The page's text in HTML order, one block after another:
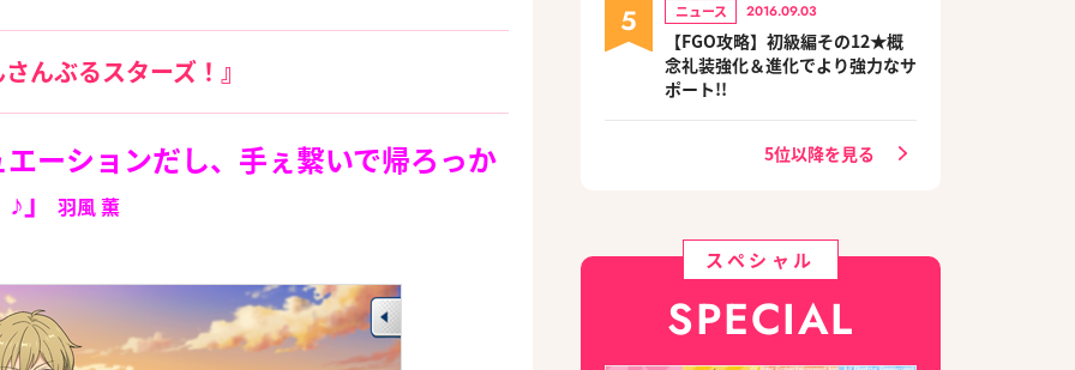
んぶるスターズ！』
ーションだし、手ぇ繋いで帰ろっか
♪ 」 羽風 薫
5 ニュース 2016.09.03
【FGO攻略】初級編その12★概
念礼装強化＆進化でより強力なサ
ポート!!
5位以降を見る
スペシャル
SPECIAL